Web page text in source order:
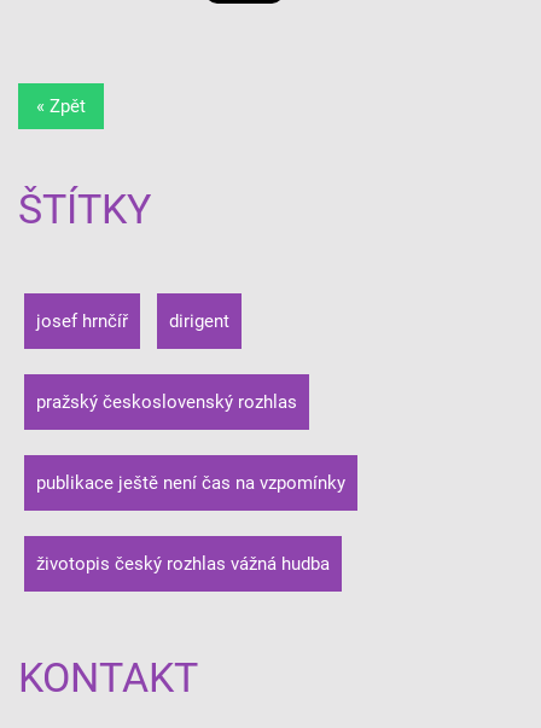
« Zpět
ŠTÍTKY
josef hrnčíř dirigent
pražský československý rozhlas
publikace ještě není čas na vzpomínky
životopis český rozhlas vážná hudba
KONTAKT